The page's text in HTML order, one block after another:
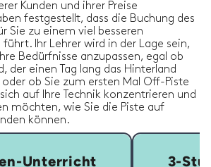
Kunden und ihrer Preise
festgestellt, dass die Buchung des
Sie zu einem viel besseren
Ihr Lehrer wird in der Lage sein,
Bedürfnisse anzupassen, egal ob
der einen Tag lang das Hinterland
ob Sie zum ersten Mal Off-Piste
auf Ihre Technik konzentrieren und
möchten, wie Sie die Piste auf
können.
Unterricht 3-